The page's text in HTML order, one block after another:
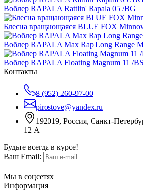
Воблер RAPALA Rattlin' Rapala 05 /BG
Блесна вращающаяся BLUE FOX
Воблер RAPALA Max Rap Long Range
Воблер RAPALA Floating Magnum 11 /
Контакты
8 (952) 260-97-00
pirostove@yandex.ru
192019, Россия, Санкт-
12 А
Будьте всегда в курсе!
Ваш Email:
Мы в соцсетях
Информация